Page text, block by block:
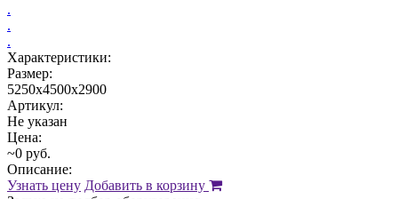
.
.
.
Характеристики:
Размер:
5250х4500х2900
Артикул:
Не указан
Цена:
~0 руб.
Описание:
Узнать цену Добавить в корзину